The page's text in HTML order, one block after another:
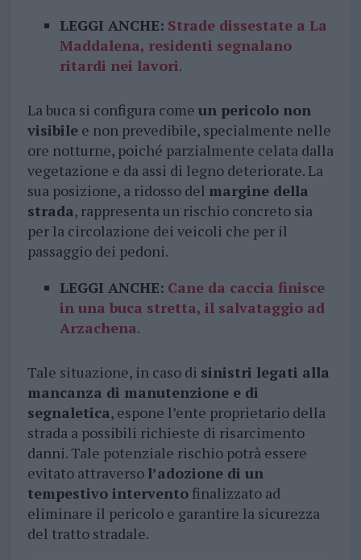
LEGGI ANCHE: Strade dissestate a La
Maddalena, residenti segnalano
ritardi nei lavori.
La buca si configura come un pericolo non
visibilee non prevedibile, specialmente nelle
ore notturne, poiché parzialmente celata dalla
vegetazione e da assi di legno deteriorate. La
sua posizione, a ridosso del margine della
strada, rappresenta un rischio concreto sia
per la circolazione dei veicoli che per il
passaggio dei pedoni.
LEGGI ANCHE: Cane da caccia finisce
in una buca stretta, il salvataggio ad
Arzachena.
Tale situazione, in caso di sinistri legati alla
mancanza di manutenzione e di
segnaletica, espone l’ente proprietario della
strada a possibili richieste di risarcimento
danni. Tale potenziale rischio potrà essere
evitato attraverso l’adozione di un
tempestivo interventofinalizzato ad
eliminare il pericolo e garantire la sicurezza
del tratto stradale.